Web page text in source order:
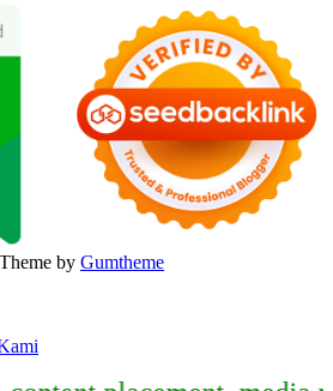
by Gumtheme